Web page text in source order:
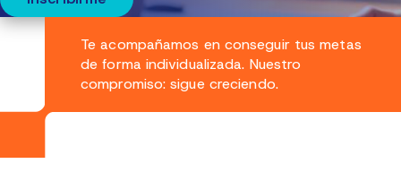
Te acompañamos en conseguir tus metas
de forma individualizada. Nuestro
compromiso: sigue creciendo.